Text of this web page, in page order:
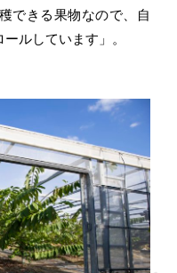
できる果物なので、自
ルしています」。